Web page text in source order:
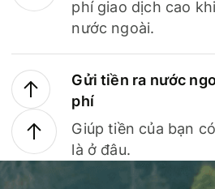
phí giao dịch cao
nước ngoài.
Gửi tiền ra nước
phí
Giúp tiền của bạn
là ở đâu.